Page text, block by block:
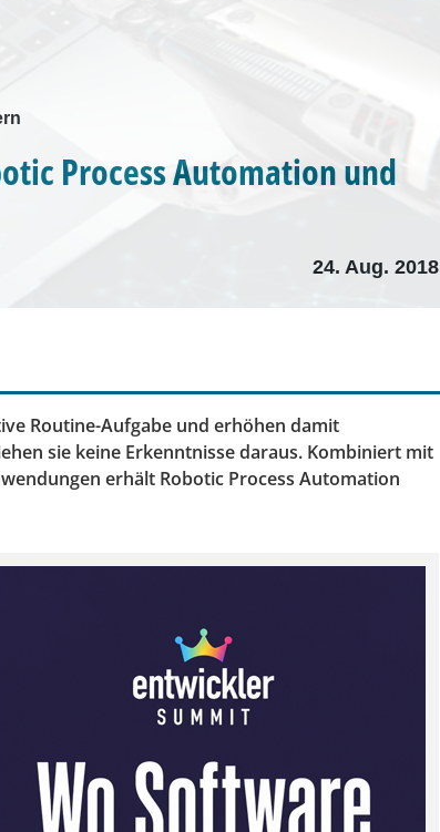
Process Automation und
24. Aug. 2018
Routine-Aufgabe und erhöhen damit
sie keine Erkenntnisse daraus. Kombiniert mit
erhält Robotic Process Automation